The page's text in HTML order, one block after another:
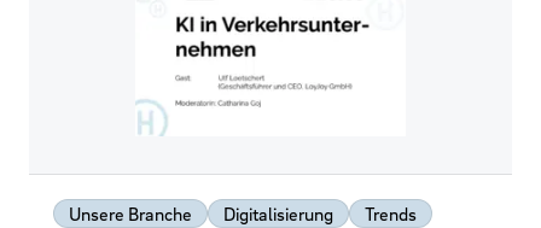
Unsere Branche Digitalisierung
Trends